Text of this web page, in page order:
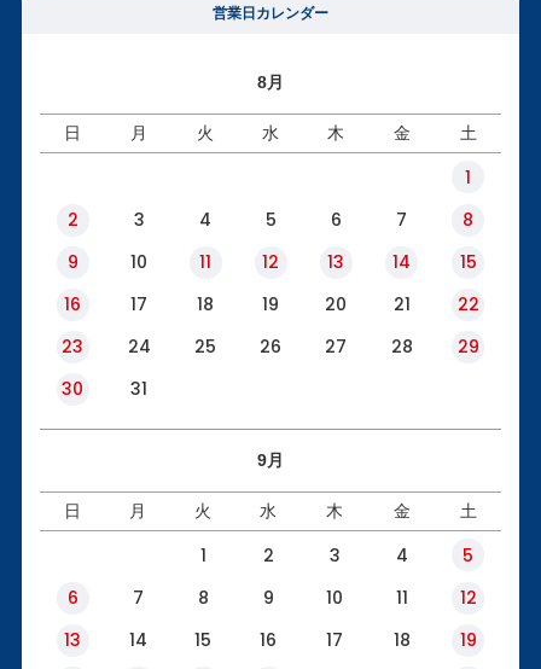
営業日カレンダー
8月
日 月 火 水 木 金 土
1
2
3 4 5 6 7
8
9
10 11 12 13 14
15
16
17 18 19 20 21
22
23
24 25 26 27 28
29
30
31
9月
日 月 火 水 木 金 土
1 2 3 4
5
6
7 8 9 10 11
12
13
14 15 16 17 18 19